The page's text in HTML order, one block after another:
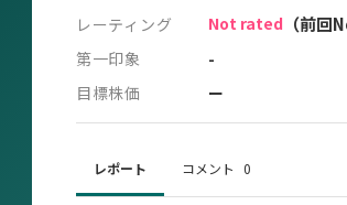
レーティング Not rated （前回
第一印象 -
目標株価 ー
レポート コメント 0